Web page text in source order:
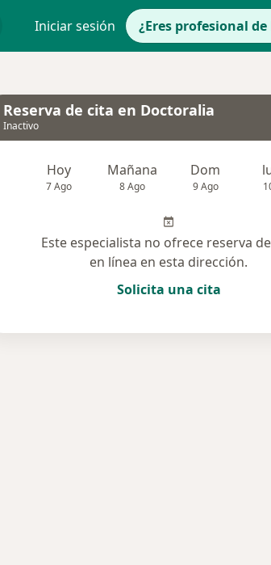
Iniciar sesión ¿Eres profesional
Dudas solucionadas (8)
Reserva de cita en Doctoralia
Inactivo
Hoy
7 Ago
Mañana
8 Ago
Dom
9 Ago
Este especialista no ofrece reserva
en línea en esta dirección.
Solicita una cita